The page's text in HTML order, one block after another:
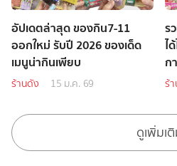
อัปเดตล่าสุด ของกิน7-11
ออกใหม่ รับปี 2026 ของเด็ด
เมนูน่ากินเพียบ
ร้านดัง 15 ม.ค. 69
ร
ไ
ก
ร้
ดูเพิ่มเ